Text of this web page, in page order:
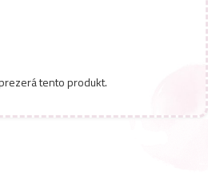
tento produkt.